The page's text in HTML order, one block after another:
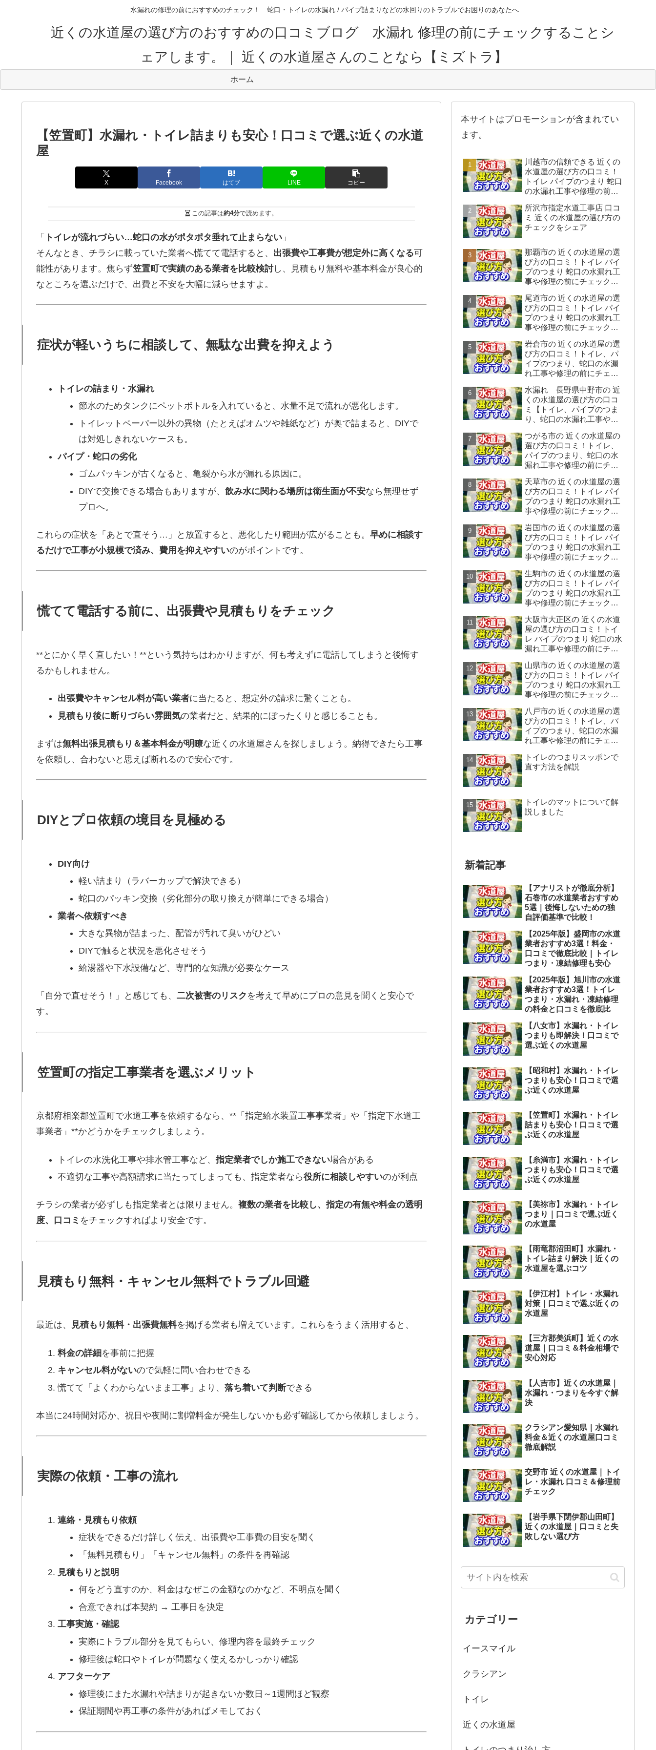
水漏れの修理の前におすすめのチェック！ 蛇口・トイレの水漏れ / パイプ詰まりなどの水回りのトラブルでお困りのあなたへ
近くの水道屋の選び方のおすすめの口コミブログ 水漏れ 修理の前にチェックすることシ
ェアします。｜ 近くの水道屋さんのことなら【ミズトラ】
ホーム
【笠置町】水漏れ・トイレ詰まりも安心！口コミで選ぶ近くの水道
屋
X Facebook はてブ LINE コピー
この記事は約4分で読めます。
「 トイレが流れづらい…蛇口の水がポタポタ垂れて止まらない 」
そんなとき、チラシに載っていた業者へ慌てて電話すると、 出張費や工事費が想定外に高くなる可
能性があります。焦らず笠置町で実績のある業者を比較検討し、見積もり無料や基本料金が良心的
なところを選ぶだけで、出費と不安を大幅に減らせますよ。
症状が軽いうちに相談して、無駄な出費を抑えよう
トイレの詰まり・水漏れ
節水のためタンクにペットボトルを入れていると、水量不足で流れが悪化します。
トイレットペーパー以外の異物（たとえばオムツや雑紙など）が奥で詰まると、DIYで
は対処しきれないケースも。
パイプ・蛇口の劣化
ゴムパッキンが古くなると、亀裂から水が漏れる原因に。
DIYで交換できる場合もありますが、飲み水に関わる場所は衛生面が不安なら無理せず
プロへ。
これらの症状を「あとで直そう…」と放置すると、悪化したり範囲が広がることも。 早めに相談す
るだけで工事が小規模で済み、費用を抑えやすいのがポイントです。
慌てて電話する前に、出張費や見積もりをチェック
**とにかく早く直したい！**という気持ちはわかりますが、何も考えずに電話してしまうと後悔す
るかもしれません。
出張費やキャンセル料が高い業者に当たると、想定外の請求に驚くことも。
見積もり後に断りづらい雰囲気の業者だと、結果的にぼったくりと感じることも。
まずは無料出張見積もり＆基本料金が明瞭な近くの水道屋さんを探しましょう。納得できたら工事
を依頼し、合わないと思えば断れるので安心です。
DIYとプロ依頼の境目を見極める
DIY向け
軽い詰まり（ラバーカップで解決できる）
蛇口のパッキン交換（劣化部分の取り換えが簡単にできる場合）
業者へ依頼すべき
大きな異物が詰まった、配管が汚れて臭いがひどい
DIYで触ると状況を悪化させそう
給湯器や下水設備など、専門的な知識が必要なケース
「自分で直せそう！」と感じても、 二次被害のリスク を考えて早めにプロの意見を聞くと安心で
す。
笠置町の指定工事業者を選ぶメリット
京都府相楽郡笠置町で水道工事を依頼するなら、**「指定給水装置工事事業者」や「指定下水道工
事業者」**かどうかをチェックしましょう。
トイレの水洗化工事や排水管工事など、指定業者でしか施工できない場合がある
不適切な工事や高額請求に当たってしまっても、指定業者なら役所に相談しやすいのが利点
チラシの業者が必ずしも指定業者とは限りません。 複数の業者を比較し、指定の有無や料金の透明
度、口コミ をチェックすればより安全です。
見積もり無料・キャンセル無料でトラブル回避
最近は、 見積もり無料・出張費無料を掲げる業者も増えています。これらをうまく活用すると、
料金の詳細を事前に把握
キャンセル料がないので気軽に問い合わせできる
慌てて「よくわからないまま工事」より、 落ち着いて判断できる
本当に24時間対応か、祝日や夜間に割増料金が発生しないかも必ず確認してから依頼しましょう。
実際の依頼・工事の流れ
連絡・見積もり依頼
症状をできるだけ詳しく伝え、出張費や工事費の目安を聞く
「無料見積もり」「キャンセル無料」の条件を再確認
見積もりと説明
何をどう直すのか、料金はなぜこの金額なのかなど、不明点を聞く
合意できれば本契約 → 工事日を決定
工事実施・確認
実際にトラブル部分を見てもらい、修理内容を最終チェック
修理後は蛇口やトイレが問題なく使えるかしっかり確認
アフターケア
修理後にまた水漏れや詰まりが起きないか数日～1週間ほど観察
保証期間や再工事の条件があればメモしておく
本サイトはプロモーションが含まれてい
ます。
川越市の信頼できる 近くの
水道屋の選び方の口コミ！
トイレ パイプのつまり 蛇口
の水漏れ工事や修理の前に
します。
所沢市指定水道工事店 口コ
ミ 近くの水道屋の選び方の
チェックをシェア
那覇市の 近くの水道屋の選
び方の口コミ！トイレ パイ
プのつまり 蛇口の水漏れ工
事や修理の前にチェックす
尾道市の 近くの水道屋の選
び方の口コミ！トイレ パイ
プのつまり 蛇口の水漏れ工
事や修理の前にチェックす
岩倉市の 近くの水道屋の選
び方の口コミ！トイレ、パ
イプのつまり、蛇口の水漏
れ工事や修理の前にチェッ
す。
水漏れ 長野県中野市の 近
くの水道屋の選び方の口コ
ミ【トイレ、パイプのつま
り、蛇口の水漏れ工事や修
をシェアします】
つがる市の 近くの水道屋の
選び方の口コミ！トイレ、
パイプのつまり、蛇口の水
漏れ工事や修理の前にチェ
す。
天草市の 近くの水道屋の選
び方の口コミ！トイレ パイ
プのつまり 蛇口の水漏れ工
事や修理の前にチェックす
岩国市の 近くの水道屋の選
び方の口コミ！トイレ パイ
プのつまり 蛇口の水漏れ工
事や修理の前にチェックす
生駒市の 近くの水道屋の選
び方の口コミ！トイレ パイ
プのつまり 蛇口の水漏れ工
事や修理の前にチェックす
大阪市大正区の 近くの水道
屋の選び方の口コミ！トイ
レ パイプのつまり 蛇口の水
漏れ工事や修理の前にチェ
す。
山県市の 近くの水道屋の選
び方の口コミ！トイレ パイ
プのつまり 蛇口の水漏れ工
事や修理の前にチェックす
八戸市の 近くの水道屋の選
び方の口コミ！トイレ、パ
イプのつまり、蛇口の水漏
れ工事や修理の前にチェッ
す。
トイレのつまりスッポンで
直す方法を解説
トイレのマットについて解
説しました
新着記事
【アナリストが徹底分析】
石巻市の水道業者おすすめ
5選｜後悔しないための独
自評価基準で比較！
【2025年版】盛岡市の水道
業者おすすめ3選！料金・
口コミで徹底比較｜トイレ
つまり・凍結修理も安心
【2025年版】旭川市の水道
業者おすすめ3選！トイレ
つまり・水漏れ・凍結修理
の料金と口コミを徹底比
【八女市】水漏れ・トイレ
つまりも即解決！口コミで
選ぶ近くの水道屋
【昭和村】水漏れ・トイレ
つまりも安心！口コミで選
ぶ近くの水道屋
【笠置町】水漏れ・トイレ
詰まりも安心！口コミで選
ぶ近くの水道屋
【糸満市】水漏れ・トイレ
つまりも安心！口コミで選
ぶ近くの水道屋
【美祢市】水漏れ・トイレ
つまり｜口コミで選ぶ近く
の水道屋
【雨竜郡沼田町】水漏れ・
トイレ詰まり解決｜近くの
水道屋を選ぶコツ
【伊江村】トイレ・水漏れ
対策｜口コミで選ぶ近くの
水道屋
【三方郡美浜町】近くの水
道屋｜口コミ＆料金相場で
安心対応
【人吉市】近くの水道屋｜
水漏れ・つまりを今すぐ解
決
クラシアン愛知県｜水漏れ
料金＆近くの水道屋口コミ
徹底解説
交野市 近くの水道屋｜トイ
レ・水漏れ 口コミ＆修理前
チェック
【岩手県下閉伊郡山田町】
近くの水道屋｜口コミと失
敗しない選び方
カテゴリー
イースマイル
クラシアン
トイレ
近くの水道屋